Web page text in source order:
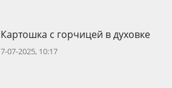
Картошка с горчицей в духовке
7-07-2025, 10:17